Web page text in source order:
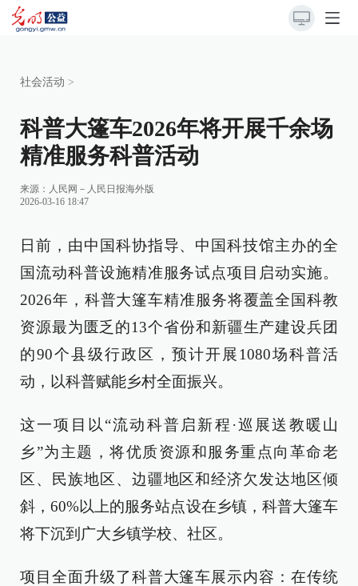
社会活动 >
科普大篷车2026年将开展千余场
精准服务科普活动
来源： 人民网－人民日报海外版
2026-03-16 18:47
日前，由中国科协指导、中国科技馆主办的全
国流动科普设施精准服务试点项目启动实施。
2026年，科普大篷车精准服务将覆盖全国科教
资源最为匮乏的13个省份和新疆生产建设兵团
的90个县级行政区，预计开展1080场科普活
动，以科普赋能乡村全面振兴。
这一项目以“流动科普启新程·巡展送教暖山
乡”为主题，将优质资源和服务重点向革命老
区、民族地区、边疆地区和经济欠发达地区倾
斜，60%以上的服务站点设在乡镇，科普大篷车
将下沉到广大乡镇学校、社区。
项目全面升级了科普大篷车展示内容：在传统